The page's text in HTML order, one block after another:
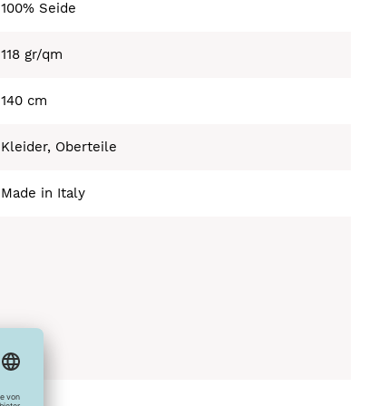
100% Seide
118 gr/qm
140 cm
Kleider, Oberteile
Made in Italy